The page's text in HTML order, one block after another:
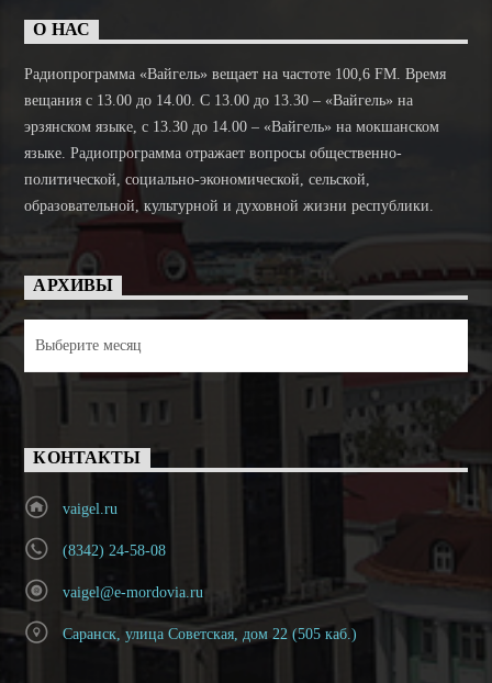
О НАС
Радиопрограмма «Вайгель» вещает на частоте 100,6 FM. Время
вещания с 13.00 до 14.00. C 13.00 до 13.30 – «Вайгель» на
эрзянском языке, с 13.30 до 14.00 – «Вайгель» на мокшанском
языке. Радиопрограмма отражает вопросы общественно-
политической, социально-экономической, сельской,
образовательной, культурной и духовной жизни республики.
АРХИВЫ
КОНТАКТЫ
vaigel.ru
(8342) 24-58-08
vaigel@e-mordovia.ru
Саранск, улица Советская, дом 22 (505 каб.)